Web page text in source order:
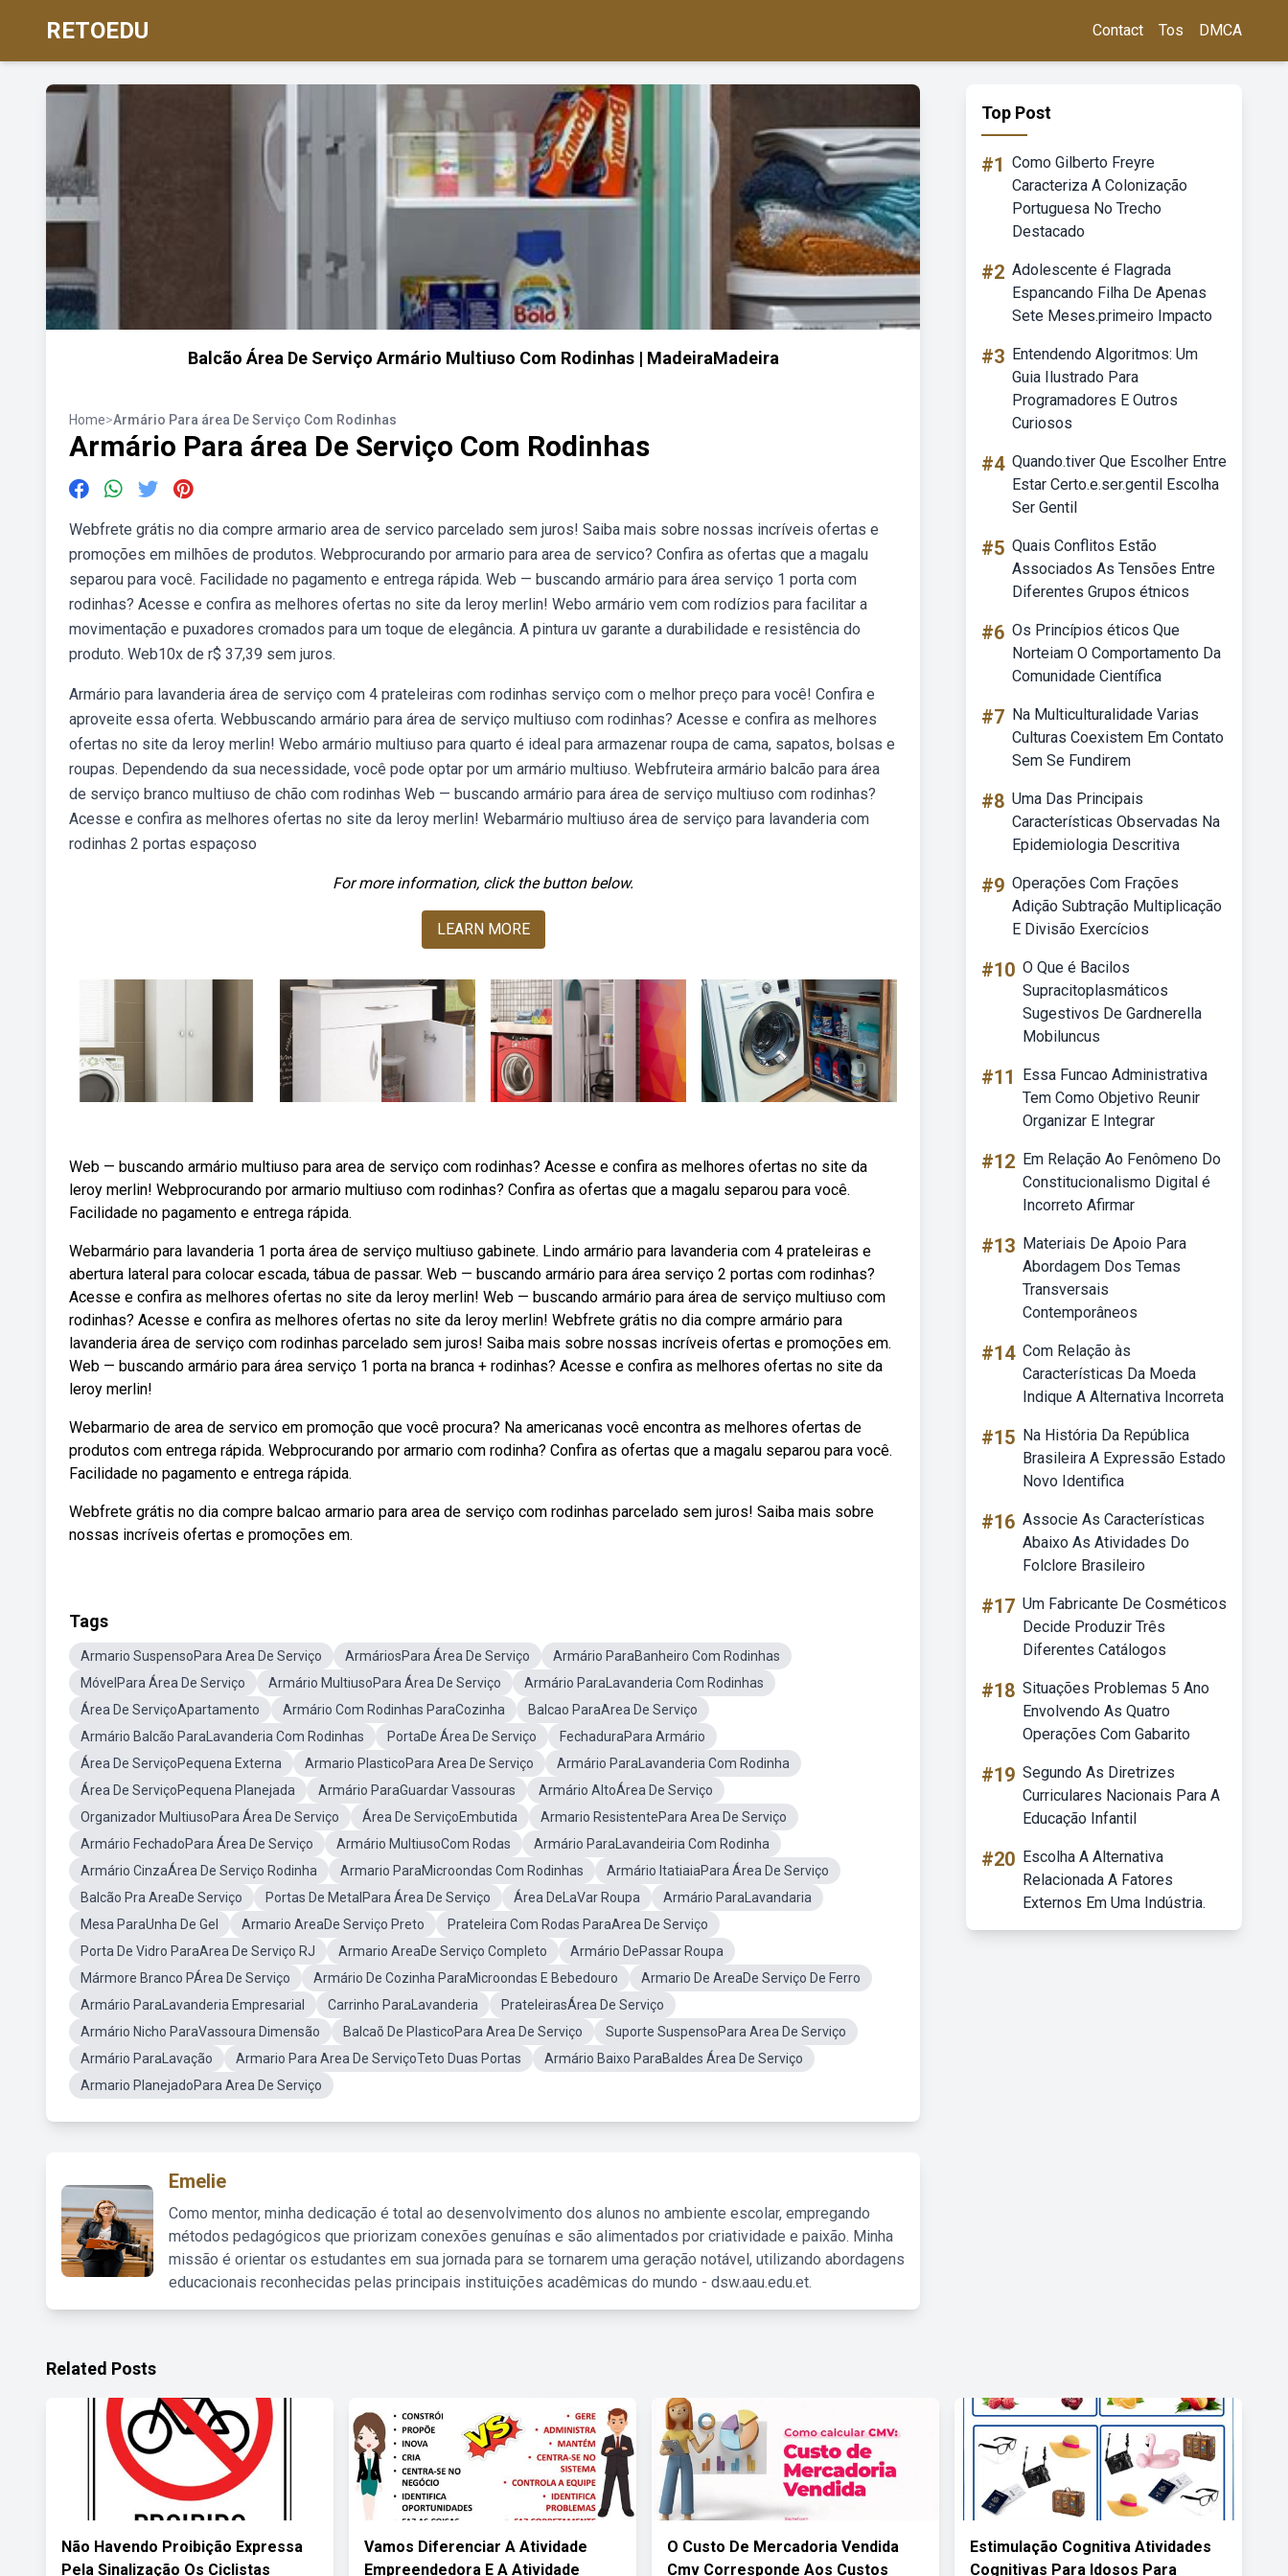
RETOEDU Contact Tos DMCA
Balcão Área De Serviço Armário Multiuso Com Rodinhas | MadeiraMadeira
Home>Armário Para área De Serviço Com Rodinhas
Armário Para área De Serviço Com Rodinhas
Webfrete grátis no dia compre armario area de servico parcelado sem juros! Saiba mais sobre nossas incríveis ofertas e
promoções em milhões de produtos. Webprocurando por armario para area de servico? Confira as ofertas que a magalu
separou para você. Facilidade no pagamento e entrega rápida. Web — buscando armário para área serviço 1 porta com
rodinhas? Acesse e confira as melhores ofertas no site da leroy merlin! Webo armário vem com rodízios para facilitar a
movimentação e puxadores cromados para um toque de elegância. A pintura uv garante a durabilidade e resistência do
produto. Web10x de r$ 37,39 sem juros.
Armário para lavanderia área de serviço com 4 prateleiras com rodinhas serviço com o melhor preço para você! Confira e
aproveite essa oferta. Webbuscando armário para área de serviço multiuso com rodinhas? Acesse e confira as melhores
ofertas no site da leroy merlin! Webo armário multiuso para quarto é ideal para armazenar roupa de cama, sapatos, bolsas e
roupas. Dependendo da sua necessidade, você pode optar por um armário multiuso. Webfruteira armário balcão para área
de serviço branco multiuso de chão com rodinhas Web — buscando armário para área de serviço multiuso com rodinhas?
Acesse e confira as melhores ofertas no site da leroy merlin! Webarmário multiuso área de serviço para lavanderia com
rodinhas 2 portas espaçoso
For more information, click the button below.
LEARN MORE
Web — buscando armário multiuso para area de serviço com rodinhas? Acesse e confira as melhores ofertas no site da
leroy merlin! Webprocurando por armario multiuso com rodinhas? Confira as ofertas que a magalu separou para você.
Facilidade no pagamento e entrega rápida.
Webarmário para lavanderia 1 porta área de serviço multiuso gabinete. Lindo armário para lavanderia com 4 prateleiras e
abertura lateral para colocar escada, tábua de passar. Web — buscando armário para área serviço 2 portas com rodinhas?
Acesse e confira as melhores ofertas no site da leroy merlin! Web — buscando armário para área de serviço multiuso com
rodinhas? Acesse e confira as melhores ofertas no site da leroy merlin! Webfrete grátis no dia compre armário para
lavanderia área de serviço com rodinhas parcelado sem juros! Saiba mais sobre nossas incríveis ofertas e promoções em.
Web — buscando armário para área serviço 1 porta na branca + rodinhas? Acesse e confira as melhores ofertas no site da
leroy merlin!
Webarmario de area de servico em promoção que você procura? Na americanas você encontra as melhores ofertas de
produtos com entrega rápida. Webprocurando por armario com rodinha? Confira as ofertas que a magalu separou para você.
Facilidade no pagamento e entrega rápida.
Webfrete grátis no dia compre balcao armario para area de serviço com rodinhas parcelado sem juros! Saiba mais sobre
nossas incríveis ofertas e promoções em.
Tags
Armario SuspensoPara Area De Serviço ArmáriosPara Área De Serviço
Armário ParaBanheiro Com Rodinhas
MóvelPara Área De Serviço
Armário MultiusoPara Área De Serviço
Armário ParaLavanderia Com Rodinhas
Área De ServiçoApartamento
Armário Com Rodinhas ParaCozinha
Balcao ParaArea De Serviço
Armário Balcão ParaLavanderia Com Rodinhas
PortaDe Área De Serviço
FechaduraPara Armário
Área De ServiçoPequena Externa
Armario PlasticoPara Area De Serviço
Armário ParaLavanderia Com Rodinha
Área De ServiçoPequena Planejada
Armário ParaGuardar Vassouras
Armário AltoÁrea De Serviço
Organizador MultiusoPara Área De Serviço
Área De ServiçoEmbutida
Armario ResistentePara Area De Serviço
Armário FechadoPara Área De Serviço
Armário MultiusoCom Rodas
Armário ParaLavandeiria Com Rodinha
Armário CinzaÁrea De Serviço Rodinha
Armario ParaMicroondas Com Rodinhas
Armário ItatiaiaPara Área De Serviço
Balcão Pra AreaDe Serviço
Portas De MetalPara Área De Serviço Área DeLaVar Roupa
Armário ParaLavandaria
Mesa ParaUnha De Gel
Armario AreaDe Serviço Preto
Prateleira Com Rodas ParaArea De Serviço
Porta De Vidro ParaArea De Serviço RJ
Armario AreaDe Serviço Completo
Armário DePassar Roupa
Mármore Branco PÁrea De Serviço
Armário De Cozinha ParaMicroondas E Bebedouro
Armario De AreaDe Serviço De Ferro
Armário ParaLavanderia Empresarial
Carrinho ParaLavanderia
PrateleirasÁrea De Serviço
Armário Nicho ParaVassoura Dimensão
Balcaõ De PlasticoPara Area De Serviço
Suporte SuspensoPara Area De Serviço
Armário ParaLavação
Armario Para Area De ServiçoTeto Duas Portas
Armário Baixo ParaBaldes Área De Serviço
Armario PlanejadoPara Area De Serviço
Emelie
Como mentor, minha dedicação é total ao desenvolvimento dos alunos no ambiente escolar, empregando
métodos pedagógicos que priorizam conexões genuínas e são alimentados por criatividade e paixão. Minha
missão é orientar os estudantes em sua jornada para se tornarem uma geração notável, utilizando abordagens
educacionais reconhecidas pelas principais instituições acadêmicas do mundo - dsw.aau.edu.et.
Top Post
#1 Como Gilberto Freyre
Caracteriza A Colonização
Portuguesa No Trecho
Destacado
#2 Adolescente é Flagrada
Espancando Filha De Apenas
Sete Meses.primeiro Impacto
#3 Entendendo Algoritmos: Um
Guia Ilustrado Para
Programadores E Outros
Curiosos
#4 Quando.tiver Que Escolher Entre
Estar Certo.e.ser.gentil Escolha
Ser Gentil
#5 Quais Conflitos Estão
Associados As Tensões Entre
Diferentes Grupos étnicos
#6 Os Princípios éticos Que
Norteiam O Comportamento Da
Comunidade Científica
#7 Na Multiculturalidade Varias
Culturas Coexistem Em Contato
Sem Se Fundirem
#8 Uma Das Principais
Características Observadas Na
Epidemiologia Descritiva
#9 Operações Com Frações
Adição Subtração Multiplicação
E Divisão Exercícios
#10 O Que é Bacilos
Supracitoplasmáticos
Sugestivos De Gardnerella
Mobiluncus
#11
Essa Funcao Administrativa
Tem Como Objetivo Reunir
Organizar E Integrar
#12 Em Relação Ao Fenômeno Do
Constitucionalismo Digital é
Incorreto Afirmar
#13 Materiais De Apoio Para
Abordagem Dos Temas
Transversais
Contemporâneos
#14 Com Relação às
Características Da Moeda
Indique A Alternativa Incorreta
#15 Na História Da República
Brasileira A Expressão Estado
Novo Identifica
#16 Associe As Características
Abaixo As Atividades Do
Folclore Brasileiro
#17 Um Fabricante De Cosméticos
Decide Produzir Três
Diferentes Catálogos
#18 Situações Problemas 5 Ano
Envolvendo As Quatro
Operações Com Gabarito
#19 Segundo As Diretrizes
Curriculares Nacionais Para A
Educação Infantil
#20 Escolha A Alternativa
Relacionada A Fatores
Externos Em Uma Indústria.
Related Posts
Não Havendo Proibição Expressa
Pela Sinalização Os Ciclistas
Vamos Diferenciar A Atividade
Empreendedora E A Atividade
O Custo De Mercadoria Vendida
Cmv Corresponde Aos Custos
Estimulação Cognitiva Atividades
Cognitivas Para Idosos Para